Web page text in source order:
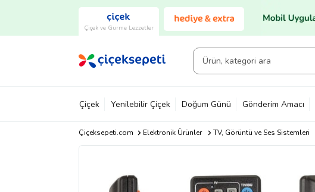
Çiçek ve Gurme Lezzetler
Çiçek Yenilebilir Çiçek Doğum Günü Gönderim Amacı
Çiçeksepeti.com Elektronik Ürünler TV, Görüntü ve Ses Sistemleri